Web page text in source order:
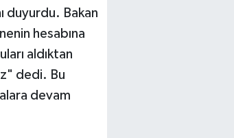
duyurdu. Bakan
hesabına
aldıktan
dedi. Bu
devam